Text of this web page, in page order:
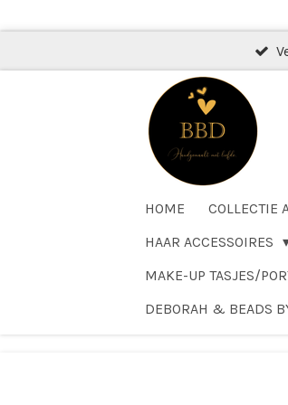
naar
HOME COLLECTIE
HAAR ACCESSOIRES
MAKE-UP TASJES/
DEBORAH & BEADS